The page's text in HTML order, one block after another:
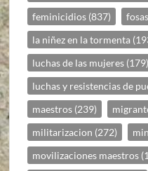
feminicidios (837)
la niñez en la tormenta
luchas de las mujeres (179)
luchas y resistencias de
maestros (239)
militarizacion (272)
movilizaciones maestros